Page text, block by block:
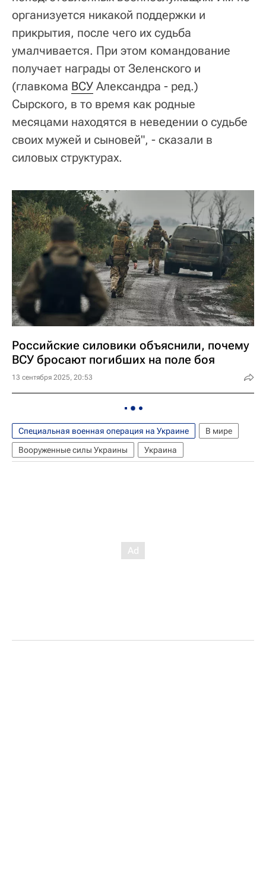
организуется никакой поддержки и
прикрытия, после чего их судьба
умалчивается. При этом командование
получает награды от Зеленского и
(главкома ВСУ Александра - ред.)
Сырского, в то время как родные
месяцами находятся в неведении о судьбе
своих мужей и сыновей", - сказали в
силовых структурах.
Российские силовики объяснили, почему
ВСУ бросают погибших на поле боя
13 сентября 2025, 20:53
Специальная военная операция на Украине
В мире
Вооруженные силы Украины
Украина